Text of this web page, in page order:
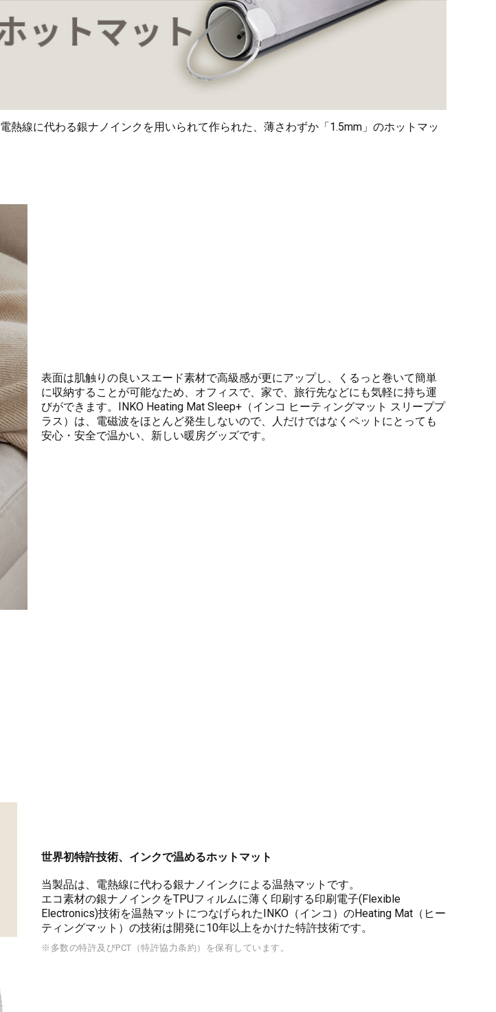
電熱線に代わる銀ナノインクを用いられて作られた、薄さわずか「1.5mm」のホットマッ
表面は肌触りの良いスエード素材で高級感が更にアップし、くるっと巻いて簡単
に収納することが可能なため、オフィスで、家で、旅行先などにも気軽に持ち運
びができます。INKO Heating Mat Sleep+（インコ ヒーティングマット スリーププ
ラス）は、電磁波をほとんど発生しないので、人だけではなくペットにとっても
安心・安全で温かい、新しい暖房グッズです。
世界初特許技術、インクで温めるホットマット
当製品は、電熱線に代わる銀ナノインクによる温熱マットです。
エコ素材の銀ナノインクをTPUフィルムに薄く印刷する印刷電子(Flexible
Electronics)技術を温熱マットにつなげられたINKO（インコ）のHeating Mat（ヒー
ティングマット）の技術は開発に10年以上をかけた特許技術です。
※多数の特許及びPCT（特許協力条約）を保有しています。